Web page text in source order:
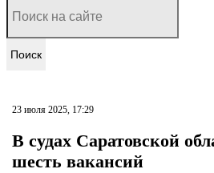
Поиск
23 июля 2025, 17:29
В судах Саратовской
шесть вакансий